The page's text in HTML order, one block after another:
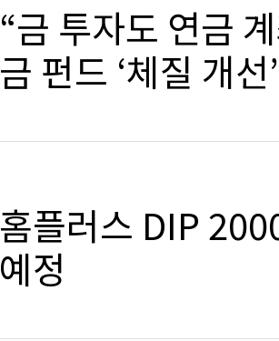
“금 투자도 연금
금 펀드 ‘체질 개선’
홈플러스 DIP
예정